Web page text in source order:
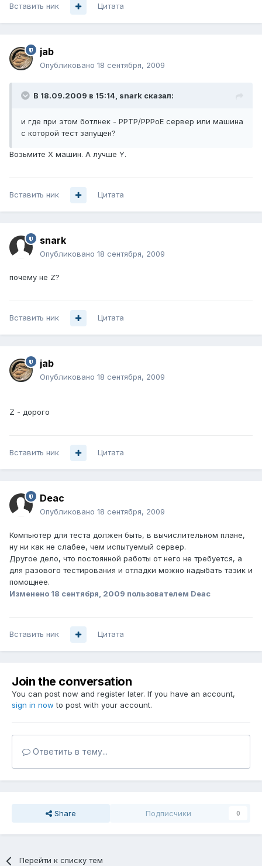
Вставить ник Цитата
jab
Опубликовано 18 сентября, 2009
В 18.09.2009 в 15:14, snark сказал:
и где при этом ботлнек - РРТР/РРРоЕ сервер или машина
с которой тест запущен?
Возьмите X машин. А лучше Y.
Вставить ник Цитата
snark
Опубликовано 18 сентября, 2009
почему не Z?
Вставить ник Цитата
jab
Опубликовано 18 сентября, 2009
Z - дорого
Вставить ник Цитата
Deac
Опубликовано 18 сентября, 2009
Компьютер для теста должен быть, в вычислительном плане,
ну ни как не слабее, чем испытуемый сервер.
Другое дело, что постоянной работы от него не требуется, а
для разового тестирования и отладки можно надыбать тазик и
помощнее.
Изменено 18 сентября, 2009 пользователем Deac
Вставить ник Цитата
Join the conversation
You can post now and register later. If you have an account,
sign in now to post with your account.
Ответить в тему...
Share Подписчики 0
Перейти к списку тем